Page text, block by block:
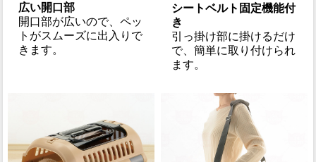
広い開口部
開口部が広いので、ペッ
トがスムーズに出入りで
きます。
シートベルト固定機能付
き
引っ掛け部に掛けるだけ
で、簡単に取り付けられ
ます。